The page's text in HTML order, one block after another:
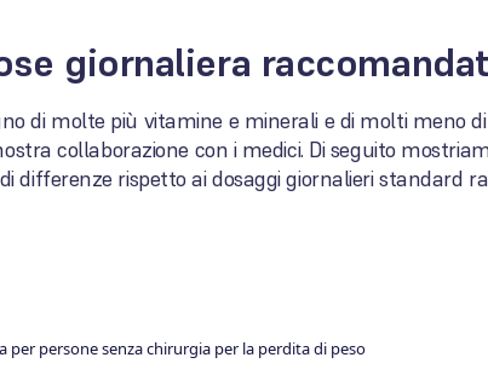
giornaliera
di molte più vitamine e minerali e di molti meno
collaborazione con i medici. Di seguito
differenze rispetto ai dosaggi giornalieri standard
per persone senza chirurgia per la perdita di peso